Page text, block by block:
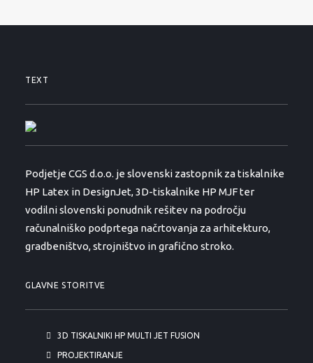
SEARCH
TEXT
Podjetje CGS d.o.o. je slovenski zastopnik za tiskalnike
HP Latex in DesignJet, 3D-tiskalnike HP MJF ter
vodilni slovenski ponudnik rešitev na področju
računalniško podprtega načrtovanja za arhitekturo,
gradbeništvo, strojništvo in grafično stroko.
GLAVNE STORITVE
3D TISKALNIKI HP MULTI JET FUSION
PROJEKTIRANJE